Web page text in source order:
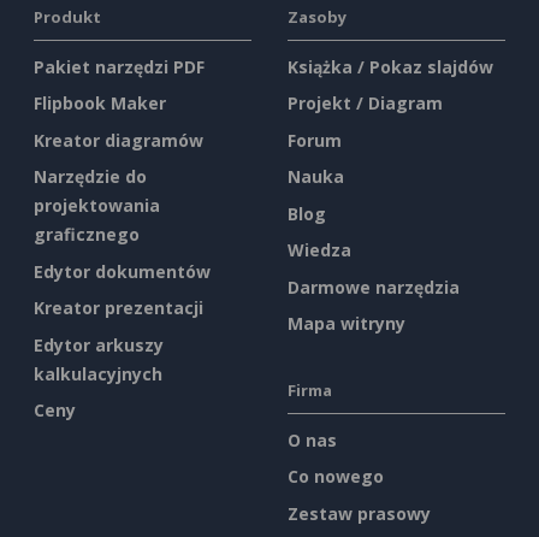
Produkt
Pakiet narzędzi PDF
Flipbook Maker
Kreator diagramów
Narzędzie do
projektowania
graficznego
Edytor dokumentów
Kreator prezentacji
Edytor arkuszy
kalkulacyjnych
Ceny
Zasoby
Książka / Pokaz slajdów
Projekt / Diagram
Forum
Nauka
Blog
Wiedza
Darmowe narzędzia
Mapa witryny
Firma
O nas
Co nowego
Zestaw prasowy